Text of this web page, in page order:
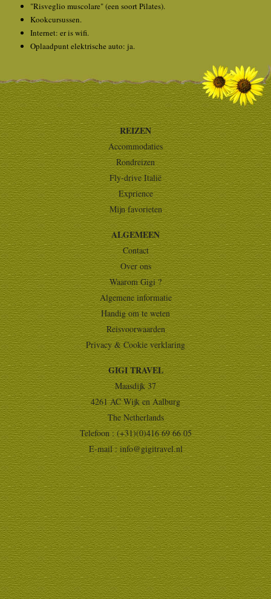
"Risveglio muscolare" (een soort Pilates).
Kookcursussen.
Internet: er is wifi.
Oplaadpunt elektrische auto: ja.
REIZEN
Accommodaties
Rondreizen
Fly-drive Italië
Exprience
Mijn favorieten
ALGEMEEN
Contact
Over ons
Waarom Gigi ?
Algemene informatie
Handig om te weten
Reisvoorwaarden
Privacy & Cookie verklaring
GIGI TRAVEL
Maasdijk 37
4261 AC Wijk en Aalburg
The Netherlands
Telefoon : (+31)(0)416 69 66 05
E-mail :info@gigitravel.nl